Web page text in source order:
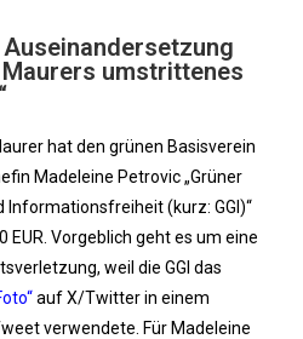
umstrittenes
hat den grünen Basisverein
Madeleine Petrovic „Grüner
Informationsfreiheit (kurz: GGI)“
Vorgeblich geht es um eine
weil die GGI das
auf X/Twitter in einem
verwendete. Für Madeleine